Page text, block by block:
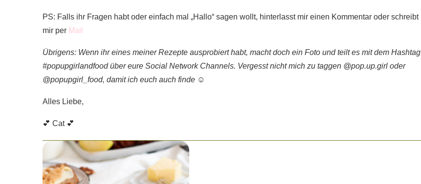
PS: Falls ihr Fragen habt oder einfach mal „Hallo“ sagen wollt, hinterlasst mir einen Kommentar oder schreibt
mir per Mail
Übrigens: Wenn ihr eines meiner Rezepte ausprobiert habt, macht doch ein Foto und teilt es mit dem Hashtag
#popupgirlandfood über eure Social Network Channels. Vergesst nicht mich zu taggen @pop.up.girl oder
@popupgirl_food, damit ich euch auch finde ☺️
Alles Liebe,
💕 Cat 💕